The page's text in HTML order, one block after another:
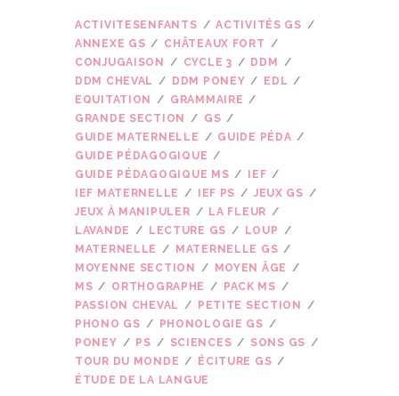
ACTIVITESENFANTS
ACTIVITÉS GS
ANNEXE GS
CHÂTEAUX FORT
CONJUGAISON
CYCLE 3
DDM
DDM CHEVAL
DDM PONEY
EDL
EQUITATION
GRAMMAIRE
GRANDE SECTION
GS
GUIDE MATERNELLE
GUIDE PÉDA
GUIDE PÉDAGOGIQUE
GUIDE PÉDAGOGIQUE MS
IEF
IEF MATERNELLE
IEF PS
JEUX GS
JEUX À MANIPULER
LA FLEUR
LAVANDE
LECTURE GS
LOUP
MATERNELLE
MATERNELLE GS
MOYENNE SECTION
MOYEN ÂGE
MS
ORTHOGRAPHE
PACK MS
PASSION CHEVAL
PETITE SECTION
PHONO GS
PHONOLOGIE GS
PONEY
PS SCIENCES
SONS GS
TOUR DU MONDE
ÉCITURE GS
ÉTUDE DE LA LANGUE